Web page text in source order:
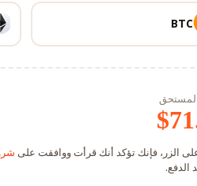
BTC
$
الزر، فإنك تؤكد أنك قرأت ووافقت على
الدفع.